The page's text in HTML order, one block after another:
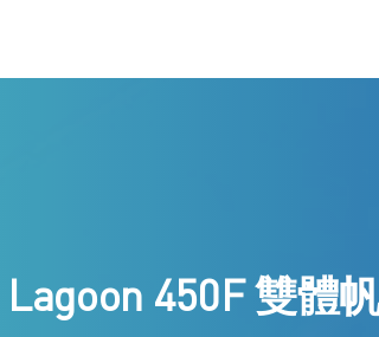
Lagoon 450F雙體